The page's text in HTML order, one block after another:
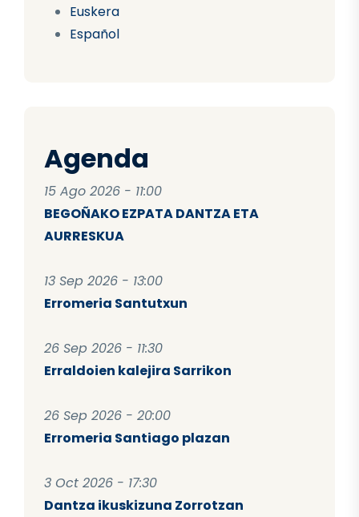
Euskera
Español
Agenda
15 Ago 2026 - 11:00
BEGOÑAKO EZPATA DANTZA ETA
AURRESKUA
13 Sep 2026 - 13:00
Erromeria Santutxun
26 Sep 2026 - 11:30
Erraldoien kalejira Sarrikon
26 Sep 2026 - 20:00
Erromeria Santiago plazan
3 Oct 2026 - 17:30
Dantza ikuskizuna Zorrotzan